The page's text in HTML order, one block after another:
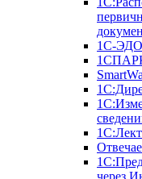
1С-ЭДО
через